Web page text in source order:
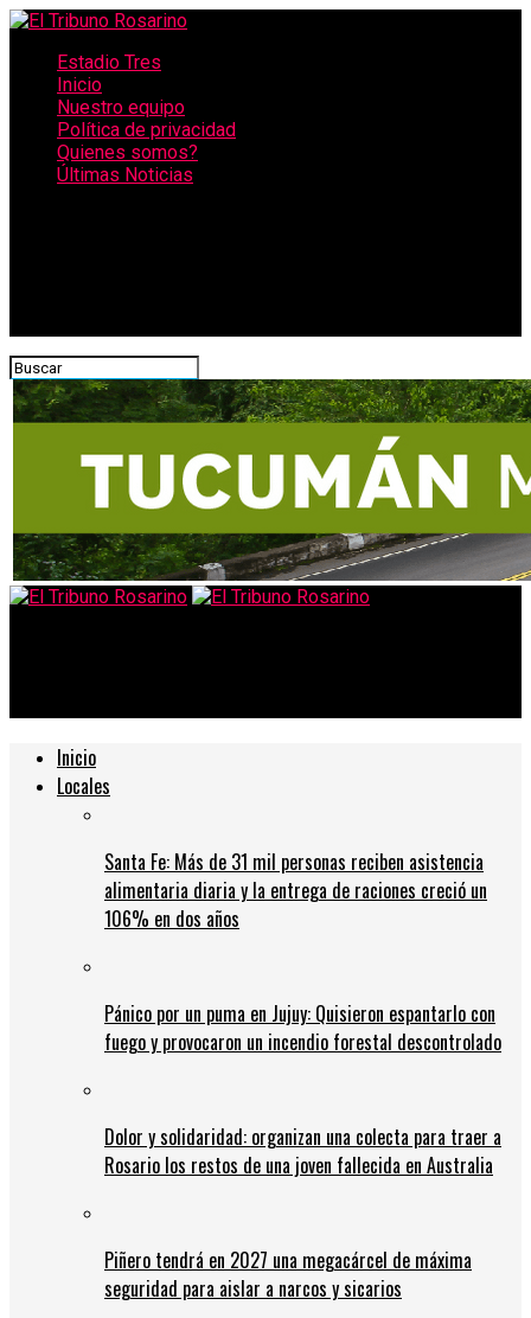
Estadio Tres
Inicio
Nuestro equipo
Política de privacidad
Quienes somos?
Últimas Noticias
Inicio
Locales
Santa Fe: Más de 31 mil personas reciben asistencia
alimentaria diaria y la entrega de raciones creció un
106% en dos años
Pánico por un puma en Jujuy: Quisieron espantarlo con
fuego y provocaron un incendio forestal descontrolado
Dolor y solidaridad: organizan una colecta para traer a
Rosario los restos de una joven fallecida en Australia
Piñero tendrá en 2027 una megacárcel de máxima
seguridad para aislar a narcos y sicarios